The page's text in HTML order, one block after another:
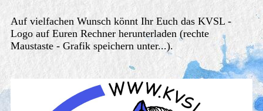
Auf vielfachen Wunsch könnt Ihr Euch das KVSL -
Logo auf Euren Rechner herunterladen (rechte
Maustaste - Grafik speichern unter...).